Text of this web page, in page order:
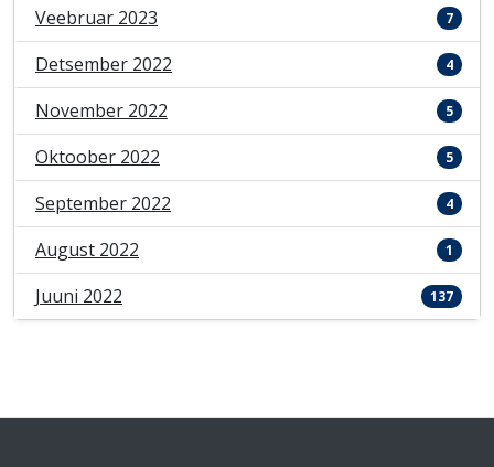
Veebruar 2023 7
Detsember 2022 4
November 2022 5
Oktoober 2022 5
September 2022 4
August 2022 1
Juuni 2022 137